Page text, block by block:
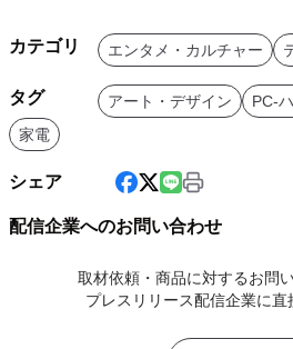
カテゴリ エンタメ・カルチャー
タグ アート・デザイン
PC-
家電
シェア
配信企業へのお問い合わせ
取材依頼・商品に対するお問
プレスリリース配信企業に直